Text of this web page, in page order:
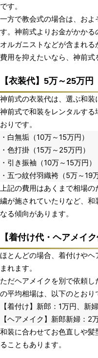
です。
一方で教会式の場合は、お
す。神前式よりお金がかかる
オルガニストなどが含まれる
費用を抑えたいなら、神前式
【衣装代】5万～25万円
神前式の衣装代は、選ぶ和装
神前式で和装をレンタルす
おりです。
・白無垢（10万～15万円）
・色打掛（15万～25万円）
・引き振袖（10万～15万円）
・五つ紋付羽織袴（5万～19
上記の費用はあくまで相場
繍が施されていたりなど、和
なる傾向があります。
【着付け代・ヘアメイ
ほとんどの場合、着付けや
まれます。
ただヘアメイクを別で依頼
の平均相場は、以下のとおり
【着付け】新郎：1万円、新
【ヘアメイク】新郎新婦：2
和装に合わせてお色直しや
ることもあります。